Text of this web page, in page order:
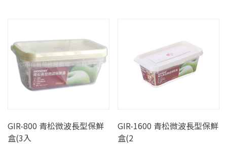
GIR-800 青松微波長型保鮮
盒(3入
GIR-1600 青松微波長型保鮮
盒(2